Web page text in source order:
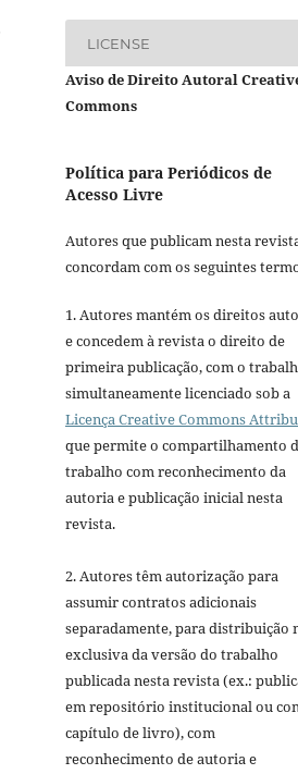
LICENSE
Aviso de Direito Autoral
Commons
Política para Periódicos de
Acesso Livre
Autores que publicam nesta
concordam com os seguintes
1. Autores mantém os direitos
e concedem à revista o direito de
primeira publicação, com o
simultaneamente licenciado sob a
Licença Creative Commons
que permite o compartilhamento
trabalho com reconhecimento da
autoria e publicação inicial nesta
revista.
2. Autores têm autorização para
assumir contratos adicionais
separadamente, para distribuição
exclusiva da versão do trabalho
publicada nesta revista (ex.:
em repositório institucional ou
capítulo de livro), com
reconhecimento de autoria e